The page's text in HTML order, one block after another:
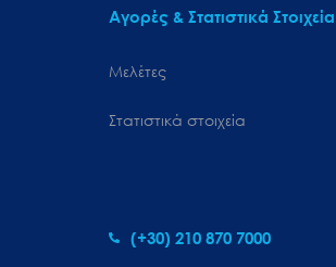
Αγορές & Στατιστικά Στοιχεία
Μελέτες
Στατιστικά στοιχεία
(+30) 210 870 7000